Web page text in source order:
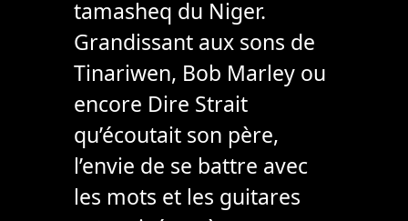
tamasheq du Niger.
Grandissant aux sons de
Tinariwen, Bob Marley ou
encore Dire Strait
qu’écoutait son père,
l’envie de se battre avec
les mots et les guitares